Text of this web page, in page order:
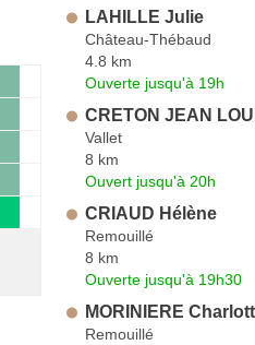
LAHILLE Julie
Château-Thébaud
4.8 km
Ouverte jusqu'à 19h
CRETON JEAN
Vallet
8 km
Ouvert jusqu'à 20h
CRIAUD Hélène
Remouillé
8 km
Ouverte jusqu'à 19h30
MORINIERE
Remouillé